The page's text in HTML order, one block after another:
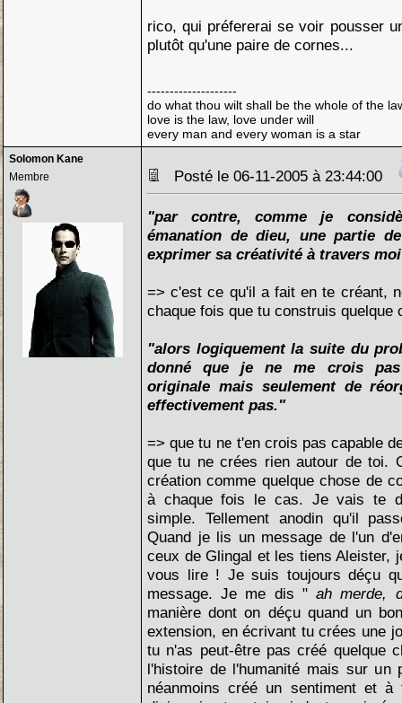
rico, qui préfererai se voir pousser
plutôt qu'une paire de cornes...
--------------------
do what thou wilt shall be the whole of the
love is the law, love under will
every man and every woman is a star
Solomon Kane
Membre
Posté le 06-11-2005 à 23:44:00
"par contre, comme je
émanation de dieu, une partie
exprimer sa créativité à travers
=> c'est ce qu'il a fait en te créant,
chaque fois que tu construis quelque
"alors logiquement la suite du
donné que je ne me crois
originale mais seulement de
effectivement pas."
=> que tu ne t'en crois pas capable
que tu ne crées rien autour de toi.
création comme quelque chose de
à chaque fois le cas. Je vais te
simple. Tellement anodin qu'il
Quand je lis un message de l'un
ceux de Glingal et les tiens Aleister,
vous lire ! Je suis toujours déçu
message. Je me dis "ah merde,
manière dont on déçu quand un
extension, en écrivant tu crées une
tu n'as peut-être pas créé quelque
l'histoire de l'humanité mais sur un
néanmoins créé un sentiment et